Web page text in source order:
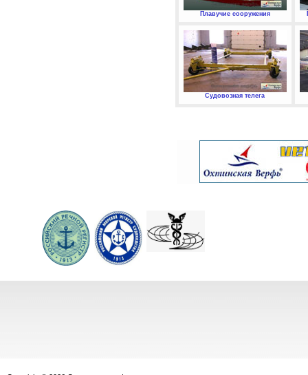
Плавучие сооружения
Судовозная телега